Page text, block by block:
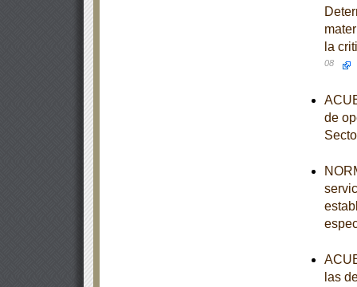
la
08
de
las